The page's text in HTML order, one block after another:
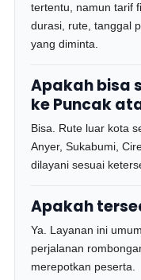
tertentu, namun tarif
durasi, rute, tanggal
yang diminta.
Apakah bisa
ke Puncak
Bisa. Rute luar kota
Anyer, Sukabumi,
dilayani sesuai
Apakah
Ya. Layanan ini
perjalanan
merepotkan peserta.